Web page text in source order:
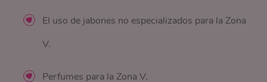
El uso de jabones no especializados para la Zona
V.
Perfumes para la Zona V.